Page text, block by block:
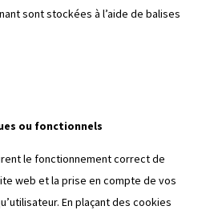
sont stockées à l’aide de balises
ou fonctionnels
le fonctionnement correct de
web et la prise en compte de vos
En plaçant des cookies